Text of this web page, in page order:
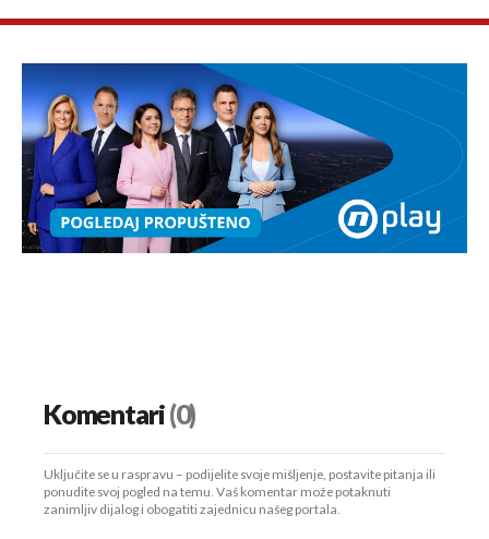
Komentari(0)
Uključite se u raspravu – podijelite svoje mišljenje, postavite pitanja ili
ponudite svoj pogled na temu. Vaš komentar može potaknuti
zanimljiv dijalog i obogatiti zajednicu našeg portala.